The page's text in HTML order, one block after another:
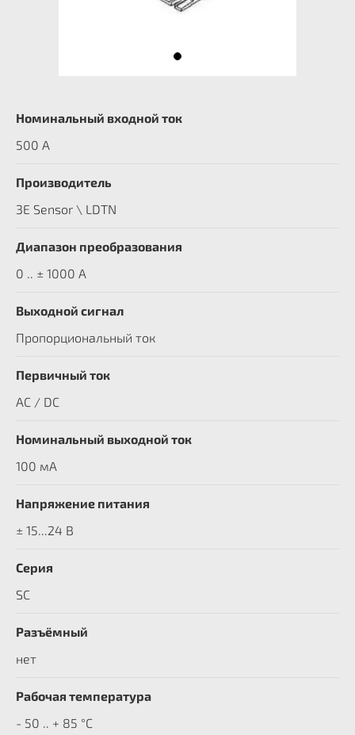
Номинальный входной ток
500 A
Производитель
3E Sensor \ LDTN
Диапазон преобразования
0 .. ± 1000 А
Выходной сигнал
Пропорциональный ток
Первичный ток
AC / DC
Номинальный выходной ток
100 мА
Напряжение питания
± 15...24 В
Серия
SC
Разъёмный
нет
Рабочая температура
- 50 .. + 85 °C